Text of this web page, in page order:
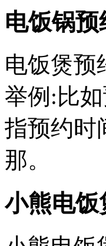
电饭锅
电饭煲预
举例:比
指预约时
那。
小熊电饭